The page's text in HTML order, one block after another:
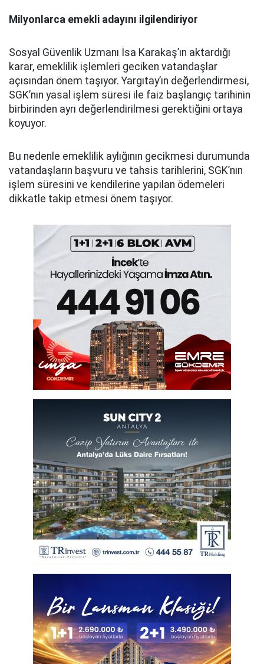
Milyonlarca emekli adayını ilgilendiriyor
Sosyal Güvenlik Uzmanı İsa Karakaş’ın aktardığı
karar, emeklilik işlemleri geciken vatandaşlar
açısından önem taşıyor. Yargıtay’ın değerlendirmesi,
SGK’nın yasal işlem süresi ile faiz başlangıç tarihinin
birbirinden ayrı değerlendirilmesi gerektiğini ortaya
koyuyor.
Bu nedenle emeklilik aylığının gecikmesi durumunda
vatandaşların başvuru ve tahsis tarihlerini, SGK’nın
işlem süresini ve kendilerine yapılan ödemeleri
dikkatle takip etmesi önem taşıyor.